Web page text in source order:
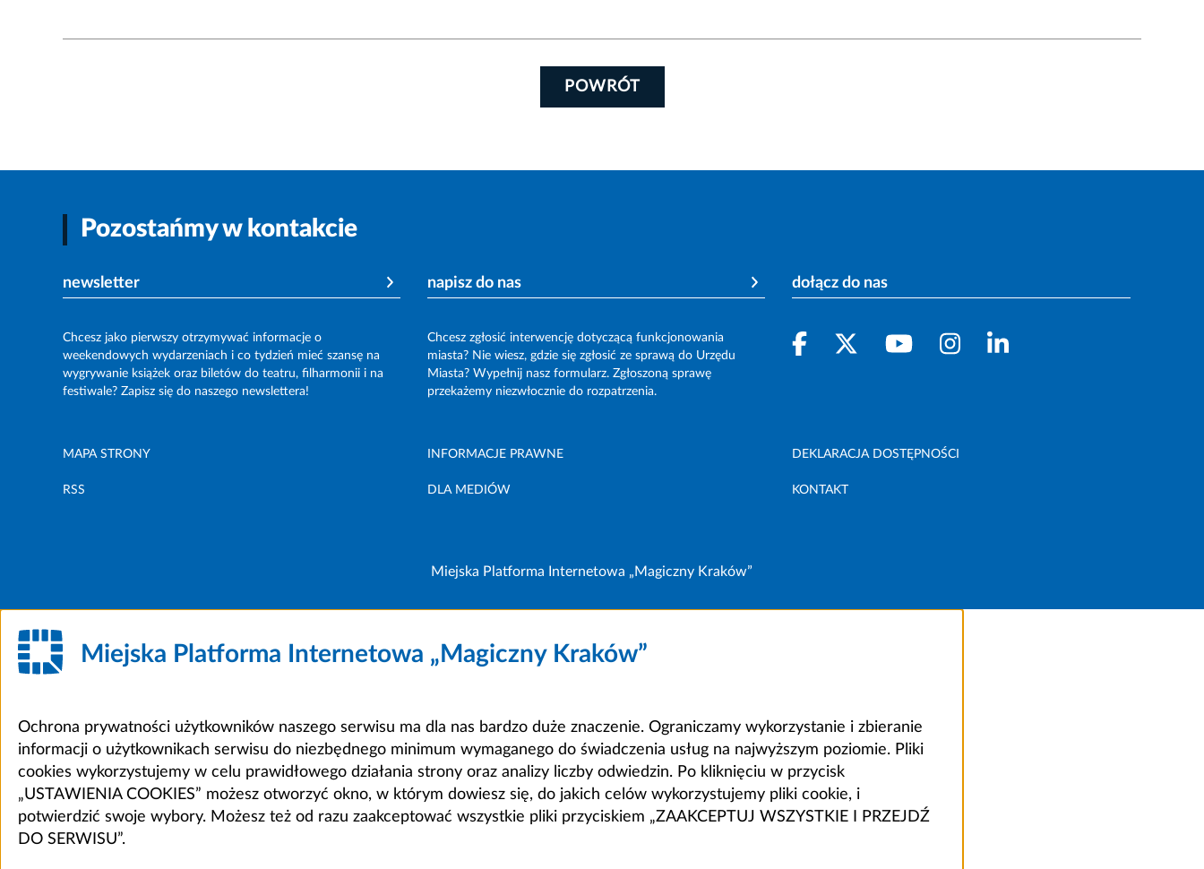
POWRÓT
Pozostańmy w kontakcie
newsletter
Chcesz jako pierwszy otrzymywać informacje o
weekendowych wydarzeniach i co tydzień mieć szansę na
wygrywanie książek oraz biletów do teatru, filharmonii i na
festiwale? Zapisz się do naszego newslettera!
napisz do nas
Chcesz zgłosić interwencję dotyczącą funkcjonowania
miasta? Nie wiesz, gdzie się zgłosić ze sprawą do Urzędu
Miasta? Wypełnij nasz formularz. Zgłoszoną sprawę
przekażemy niezwłocznie do rozpatrzenia.
dołącz do nas
MAPA STRONY INFORMACJE PRAWNE DEKLARACJA DOSTĘPNOŚCI
RSS DLA MEDIÓW KONTAKT
Miejska Platforma Internetowa „Magiczny Kraków”
Miejska Platforma Internetowa „Magiczny Kraków”
Ochrona prywatności użytkowników naszego serwisu ma dla nas bardzo duże znaczenie. Ograniczamy wykorzystanie i zbieranie
informacji o użytkownikach serwisu do niezbędnego minimum wymaganego do świadczenia usług na najwyższym poziomie. Pliki
cookies wykorzystujemy w celu prawidłowego działania strony oraz analizy liczby odwiedzin. Po kliknięciu w przycisk
„USTAWIENIA COOKIES” możesz otworzyć okno, w którym dowiesz się, do jakich celów wykorzystujemy pliki cookie, i
potwierdzić swoje wybory. Możesz też od razu zaakceptować wszystkie pliki przyciskiem „ZAAKCEPTUJ WSZYSTKIE I PRZEJDŹ
DO SERWISU”.